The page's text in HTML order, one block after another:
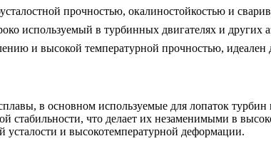
прочностью, окалиностойкостью и
используемый в турбинных двигателях и других
и высокой температурной прочностью,
в основном используемые для лопаток турбин
стабильности, что делает их незаменимыми в
усталости и высокотемпературной деформации.